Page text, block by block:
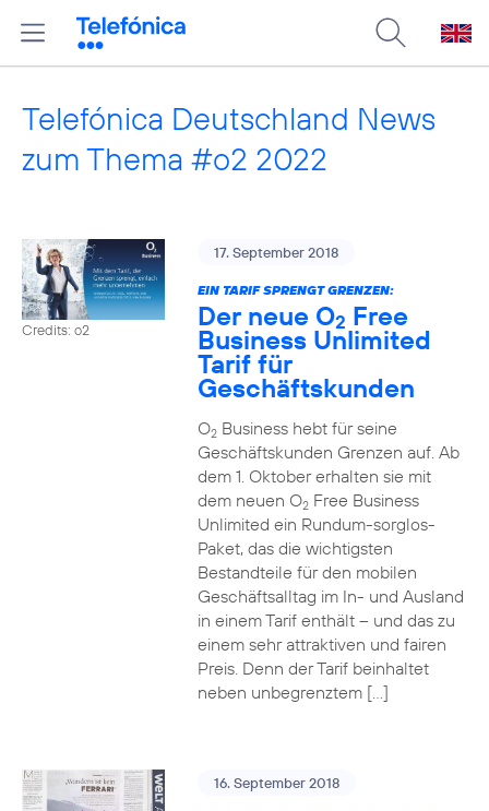
Telefónica Deutschland News
zum Thema #o2 2022
Credits: o2
17. September 2018
EIN TARIF SPRENGT GRENZEN:
Der neue O2 Free
Business Unlimited
Tarif für
Geschäftskunden
O2Business hebt für seine
Geschäftskunden Grenzen auf. Ab
dem 1. Oktober erhalten sie mit
dem neuen O2Free Business
Unlimited ein Rundum-sorglos-
Paket, das die wichtigsten
Bestandteile für den mobilen
Geschäftsalltag im In- und Ausland
in einem Tarif enthält – und das zu
einem sehr attraktiven und fairen
Preis. Denn der Tarif beinhaltet
neben unbegrenztem […]
16. September 2018